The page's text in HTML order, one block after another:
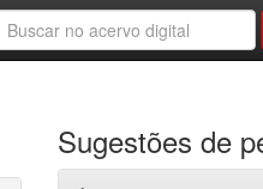
Sugestões de